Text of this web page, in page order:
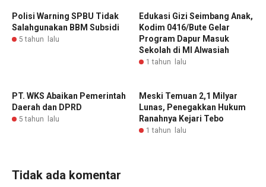
Polisi Warning SPBU Tidak
Salahgunakan BBM Subsidi
5 tahun lalu
Edukasi Gizi Seimbang Anak,
Kodim 0416/Bute Gelar
Program Dapur Masuk
Sekolah di MI Alwasiah
1 tahun lalu
PT. WKS Abaikan Pemerintah
Daerah dan DPRD
5 tahun lalu
Meski Temuan 2,1 Milyar
Lunas, Penegakkan Hukum
Ranahnya Kejari Tebo
1 tahun lalu
Tidak ada komentar